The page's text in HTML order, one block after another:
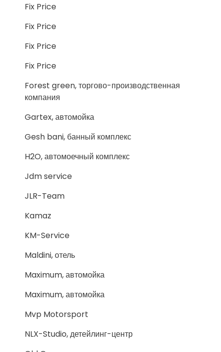
Fix Price
Fix Price
Fix Price
Fix Price
Forest green, торгово-производственная
компания
Gartex, автомойка
Gesh bani, банный комплекс
H2O, автомоечный комплекс
Jdm service
JLR-Team
Kamaz
KM-Service
Maldini, отель
Maximum, автомойка
Maximum, автомойка
Mvp Motorsport
NLX-Studio, детейлинг-центр